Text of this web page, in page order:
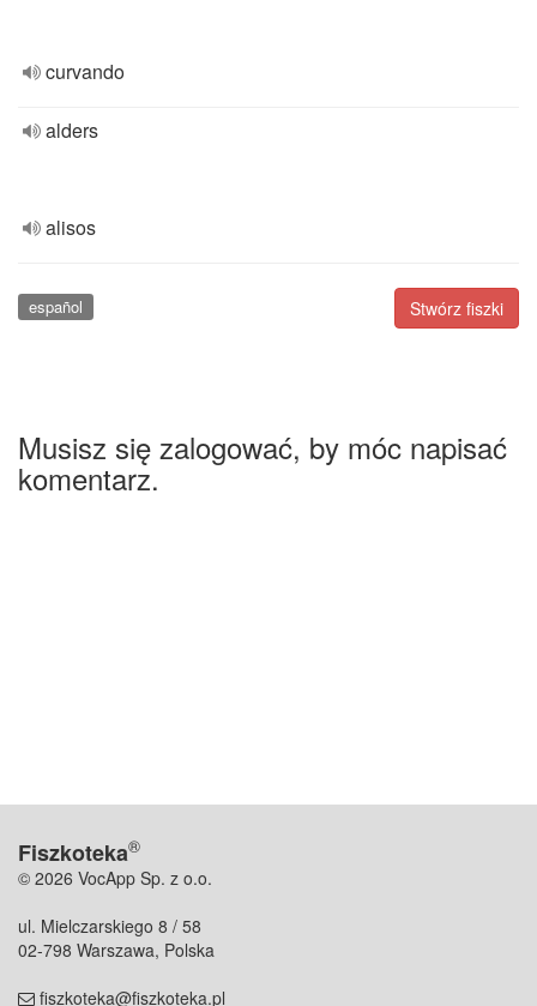
curvando
alders
alisos
Stwórz fiszki
español
Musisz się zalogować, by móc napisać
komentarz.
Fiszkoteka®
© 2026 VocApp Sp. z o.o.
ul. Mielczarskiego 8 / 58
02-798 Warszawa, Polska
fiszkoteka@fiszkoteka.pl